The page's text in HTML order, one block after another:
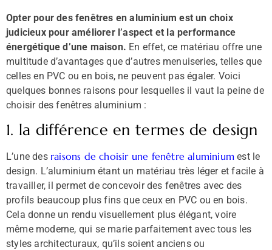
Opter pour des fenêtres en aluminium est un choix
judicieux pour améliorer l’aspect et la performance
énergétique d’une maison. En effet, ce matériau offre une
multitude d’avantages que d’autres menuiseries, telles que
celles en PVC ou en bois, ne peuvent pas égaler. Voici
quelques bonnes raisons pour lesquelles il vaut la peine de
choisir des fenêtres aluminium :
1. la différence en termes de design
L’une des raisons de choisir une fenêtre aluminium est le
design. L’aluminium étant un matériau très léger et facile à
travailler, il permet de concevoir des fenêtres avec des
profils beaucoup plus fins que ceux en PVC ou en bois.
Cela donne un rendu visuellement plus élégant, voire
même moderne, qui se marie parfaitement avec tous les
styles architecturaux, qu’ils soient anciens ou